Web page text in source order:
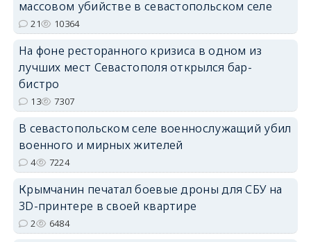
erid: 2SDnjdPjgYS
erid: 2SDnjdvhGXG
массовом убийстве в севастопольском селе
21 10364
На фоне ресторанного кризиса в одном из
лучших мест Севастополя открылся бар-
бистро
13 7307
В севастопольском селе военнослужащий убил
военного и мирных жителей
4 7224
Крымчанин печатал боевые дроны для СБУ на
3D-принтере в своей квартире
2 6484